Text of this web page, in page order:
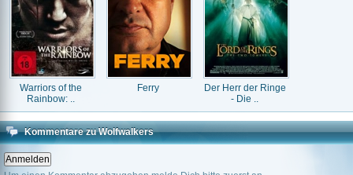
Warriors of the
Rainbow: ..
Ferry
Der Herr der Ringe
- Die ..
Kommentare zu Wolfwalkers